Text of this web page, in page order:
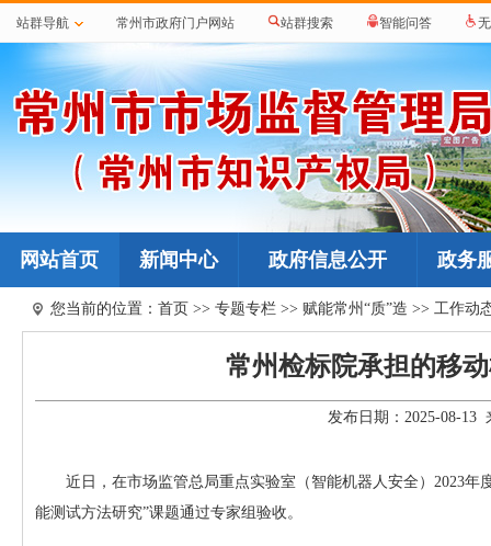
站群导航 常州市政府门户网站 站群搜索 智能问答
网站首页 新闻中心 政府信息公开 政务
您当前的位置： 首页 >> 专题专栏 >> 赋能常州“质”造 >> 工作动
常州检标院承担的移
发布日期：2025-08-13
近日，在市场监管总局重点实验室（智能机器人安全）2023
能测试方法研究”课题通过专家组验收。